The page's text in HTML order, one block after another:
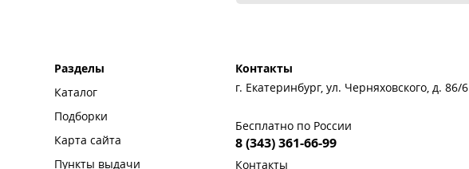
Разделы
Каталог
Подборки
Карта сайта
Пункты выдачи
Контакты
г. Екатеринбург, ул. Черняховского, д. 86/6
Бесплатно по России
8 (343) 361-66-99
Контакты